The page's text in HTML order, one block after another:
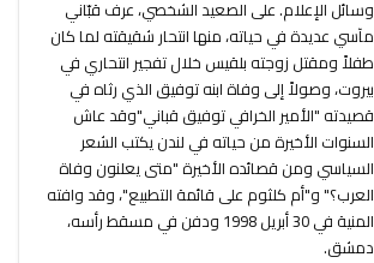
وسائل الإعلام. على الصعيد الشخصي، عرف قبّاني
مآسي عديدة في حياته، منها انتحار شقيقته لما كان
طفلاً ومقتل زوجته بلقيس خلال تفجير انتحاري في
بيروت، وصولاً إلى وفاة ابنه توفيق الذي رثاه في
قصيدته "الأمير الخرافي توفيق قباني"وقد عاش
السنوات الأخيرة من حياته في لندن يكتب الشعر
السياسي ومن قصائده الأخيرة "متى يعلنون وفاة
العرب؟" و"أم كلثوم على قائمة التطبيع"، وقد وافته
المنية في 30 أبريل 1998 ودفن في مسقط رأسه،
دمشق.